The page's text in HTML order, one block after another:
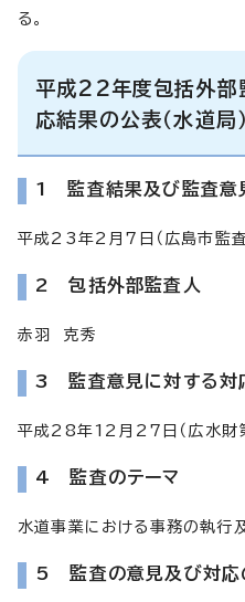
る。
平成22年度包括外部
応結果の公表（水道局）
1 監査結果及び監査意
平成23年2月7日（広島市監
2 包括外部監査人
赤羽 克秀
3 監査意見に対する対
平成28年12月27日（広水財
4 監査のテーマ
水道事業における事務の執行
5 監査の意見及び対応